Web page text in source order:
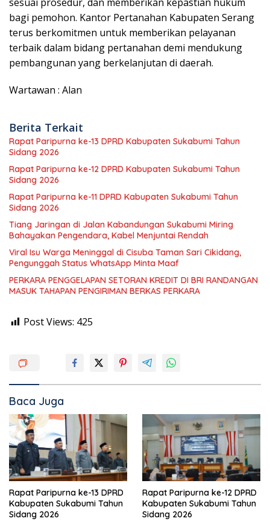
bagi pemohon. Kantor Pertanahan Kabupaten Serang
terus berkomitmen untuk memberikan pelayanan
terbaik dalam bidang pertanahan demi mendukung
pembangunan yang berkelanjutan di daerah.
Wartawan : Alan
Berita Terkait
Rapat Paripurna ke-13 DPRD Kabupaten Sukabumi Tahun
Sidang 2026
Rapat Paripurna ke-12 DPRD Kabupaten Sukabumi Tahun
Sidang 2026
Rapat Paripurna ke-11 DPRD Kabupaten Sukabumi Tahun
Sidang 2026
Tiang Jaringan di Jalan Kabandungan Sukabumi Miring
Bahayakan Pengendara, Kabel Menjuntai Rendah
Viral Isu Warga Meninggal di Cisuba Taman Sari Cikidang,
Pengunggah Status WhatsApp Minta Maaf
PERKARA PENGGELAPAN SETORAN KREDIT DI BRI RANDANGAN
MASUK TAHAPAN PENGIRIMAN BERKAS PERKARA
Post Views: 425
Baca Juga
Rapat Paripurna ke-13 DPRD
Kabupaten Sukabumi Tahun
Sidang 2026
Rapat Paripurna ke-12 DPRD
Kabupaten Sukabumi Tahun
Sidang 2026